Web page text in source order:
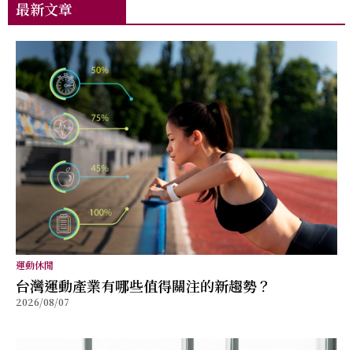
最新文章
運動休閒
台灣運動產業有哪些值得關注的新趨勢？
2026/08/07